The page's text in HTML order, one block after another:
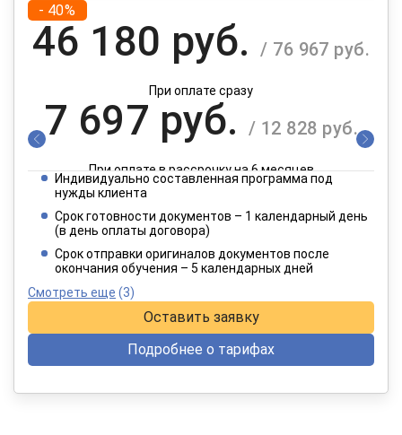
- 40%
46 180 руб. / 76 967 руб.
При оплате сразу
7 697 руб. / 12 828 руб.
При оплате в рассрочку на 6 месяцев
3 849 руб. / 6 414 руб.
При оплате в рассрочку на 12 месяцев
Индивидуально составленная программа под
нужды клиента
Срок готовности документов – 1 календарный день
(в день оплаты договора)
Срок отправки оригиналов документов после
окончания обучения – 5 календарных дней
Смотреть еще (3)
Оставить заявку
Подробнее о тарифах